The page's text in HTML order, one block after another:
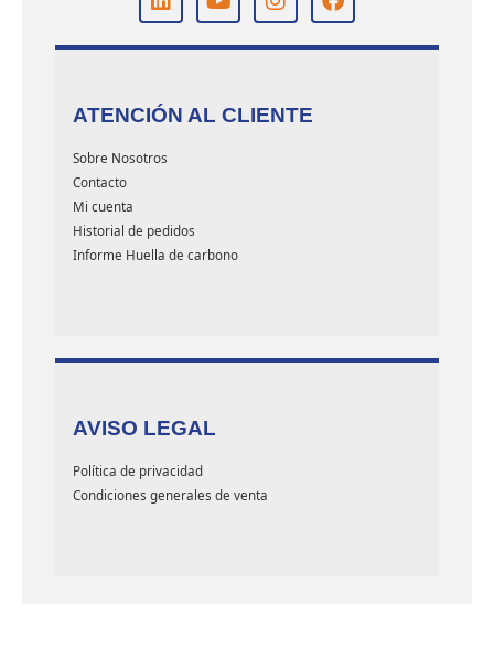
ATENCIÓN AL CLIENTE
Sobre Nosotros
Contacto
Mi cuenta
Historial de pedidos
Informe Huella de carbono
AVISO LEGAL
Política de privacidad
Condiciones generales de venta